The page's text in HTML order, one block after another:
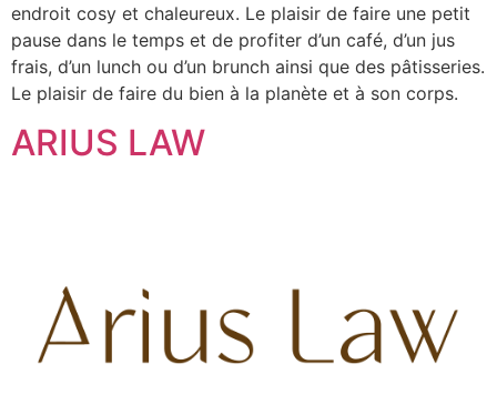
endroit cosy et chaleureux. Le plaisir de faire une petit
pause dans le temps et de profiter d’un café, d’un jus
frais, d’un lunch ou d’un brunch ainsi que des pâtisseries.
Le plaisir de faire du bien à la planète et à son corps.
ARIUS LAW